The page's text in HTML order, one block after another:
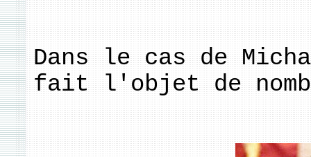
Dans le cas de
fait l'objet de